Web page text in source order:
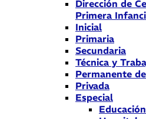
Dirección de
Primera
Inicial
Primaria
Secundaria
Técnica y
Permanente
Privada
Especial